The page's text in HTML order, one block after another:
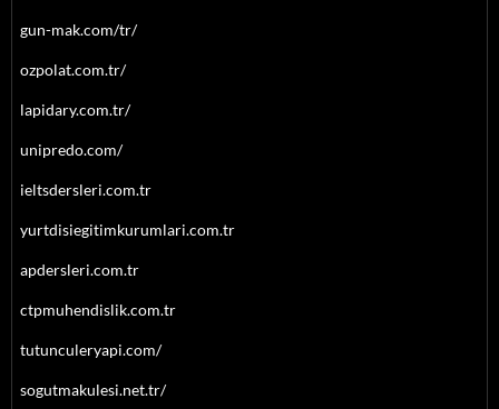
gun-mak.com/tr/
ozpolat.com.tr/
lapidary.com.tr/
unipredo.com/
ieltsdersleri.com.tr
yurtdisiegitimkurumlari.com.tr
apdersleri.com.tr
ctpmuhendislik.com.tr
tutunculeryapi.com/
sogutmakulesi.net.tr/